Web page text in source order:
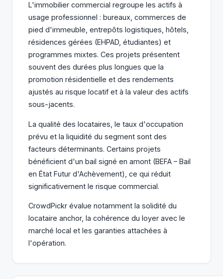
L'immobilier commercial regroupe les actifs à
usage professionnel : bureaux, commerces de
pied d'immeuble, entrepôts logistiques, hôtels,
résidences gérées (EHPAD, étudiantes) et
programmes mixtes. Ces projets présentent
souvent des durées plus longues que la
promotion résidentielle et des rendements
ajustés au risque locatif et à la valeur des actifs
sous-jacents.
La qualité des locataires, le taux d'occupation
prévu et la liquidité du segment sont des
facteurs déterminants. Certains projets
bénéficient d'un bail signé en amont (BEFA – Bail
en État Futur d'Achèvement), ce qui réduit
significativement le risque commercial.
CrowdPickr évalue notamment la solidité du
locataire anchor, la cohérence du loyer avec le
marché local et les garanties attachées à
l'opération.